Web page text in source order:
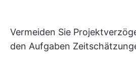
Vermeiden Sie
den Aufgaben